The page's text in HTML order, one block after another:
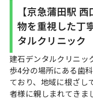
【京急蒲田駅
物を重視した丁
タルクリニック
建石デンタルクリニッ
歩4分の場所にある歯
ており、地域に根ざし
者様に親しまれてきま